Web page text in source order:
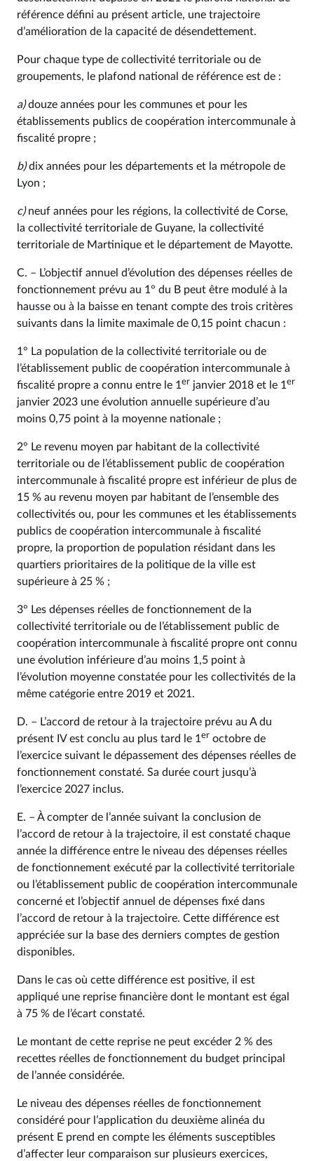
référence défini au présent article, une trajectoire
d’amélioration de la capacité de désendettement.
Pour chaque type de collectivité territoriale ou de
groupements, le plafond national de référence est de :
a)douze années pour les communes et pour les
établissements publics de coopération intercommunale à
fiscalité propre ;
b)dix années pour les départements et la métropole de
Lyon ;
c)neuf années pour les régions, la collectivité de Corse,
la collectivité territoriale de Guyane, la collectivité
territoriale de Martinique et le département de Mayotte.
C. – L’objectif annuel d’évolution des dépenses réelles de
fonctionnement prévu au 1° du B peut être modulé à la
hausse ou à la baisse en tenant compte des trois critères
suivants dans la limite maximale de 0,15 point chacun :
1° La population de la collectivité territoriale ou de
l’établissement public de coopération intercommunale à
fiscalité propre a connu entre le 1 er janvier 2018 et le 1 er
janvier 2023 une évolution annuelle supérieure d’au
moins 0,75 point à la moyenne nationale ;
2° Le revenu moyen par habitant de la collectivité
territoriale ou de l’établissement public de coopération
intercommunale à fiscalité propre est inférieur de plus de
15 % au revenu moyen par habitant de l’ensemble des
collectivités ou, pour les communes et les établissements
publics de coopération intercommunale à fiscalité
propre, la proportion de population résidant dans les
quartiers prioritaires de la politique de la ville est
supérieure à 25 % ;
3° Les dépenses réelles de fonctionnement de la
collectivité territoriale ou de l’établissement public de
coopération intercommunale à fiscalité propre ont connu
une évolution inférieure d’au moins 1,5 point à
l’évolution moyenne constatée pour les collectivités de la
même catégorie entre 2019 et 2021.
D. – L’accord de retour à la trajectoire prévu au A du
présent IV est conclu au plus tard le 1 er octobre de
l’exercice suivant le dépassement des dépenses réelles de
fonctionnement constaté. Sa durée court jusqu’à
l’exercice 2027 inclus.
E. – À compter de l’année suivant la conclusion de
l’accord de retour à la trajectoire, il est constaté chaque
année la différence entre le niveau des dépenses réelles
de fonctionnement exécuté par la collectivité territoriale
ou l’établissement public de coopération intercommunale
concerné et l’objectif annuel de dépenses fixé dans
l’accord de retour à la trajectoire. Cette différence est
appréciée sur la base des derniers comptes de gestion
disponibles.
Dans le cas où cette différence est positive, il est
appliqué une reprise financière dont le montant est égal
à 75 % de l’écart constaté.
Le montant de cette reprise ne peut excéder 2 % des
recettes réelles de fonctionnement du budget principal
de l’année considérée.
Le niveau des dépenses réelles de fonctionnement
considéré pour l’application du deuxième alinéa du
présent E prend en compte les éléments susceptibles
d’affecter leur comparaison sur plusieurs exercices,